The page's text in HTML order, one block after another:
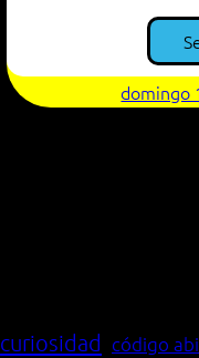
domingo
curiosidad código